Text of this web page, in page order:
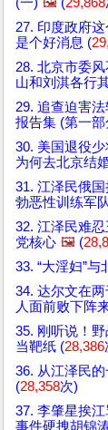
27. 印度政府
是个好消息 (
28. 北京市委
山和刘淇各行
29. 追查迫害
报告集 (第一部
30. 美国退役
为何去北京结
31. 江泽民俄
勃恶性训练军
32. 江泽民难
党核心 🖼️ (
33. “大淫妇”与
34. 达尔文在
人面前败下阵
35. 刚听说！
当靶纸 (28,386
36. 从江泽民
(28,358次)
37. 李肇星挨江
事件硬拽胡锦